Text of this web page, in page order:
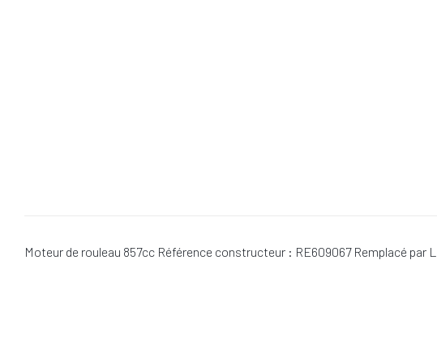
Moteur de rouleau 857cc Référence constructeur : RE609067 Remplacé